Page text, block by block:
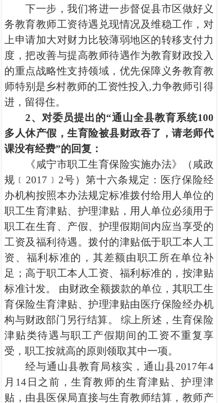
下一步，我们将进一步督促县市区做好义
务教育教师工资待遇兑现情况及维稳工作，对
上申请加大对财力比较薄弱地区的转移支付力
度，把改善与提高教师待遇作为教育财政投入
的重点战略性支持领域，优先保障义务教育教
师特别是乡村教师的工资性投入,力争教师引得
进，留得住。
2、对委员提出的“通山全县教育系统100
多人休产假，生育险被县财政吞了，请老师代
课没有经费”的回复：
《咸宁市职工生育保险实施办法》（咸政
规﹝2017﹞2号）第十六条规定：医疗保险经
办机构按照本办法规定标准拨付给用人单位的
职工生育津贴、护理津贴，用人单位必须用于
职工在生育、产假、护理假期间内应当享受的
工资及福利待遇。拨付的津贴低于职工本人工
资、福利标准的，其差额由职工所在单位补
足；高于职工本人工资、福利标准的，按津贴
标准计发。 由财政全额拨款的单位，其职工生
育保险生育津贴、护理津贴由医疗保险经办机
构与财政部门另行结算。 综上所述，生育保险
津贴类待遇与职工产假期间的工资不重复享
受，职工按就高的原则领取其中一项。
经与通山县教育局核实，通山县2017年4
月14日之前，生育教师的生育津贴、护理津
贴，由县医保局直接与生育教师结算，教师产